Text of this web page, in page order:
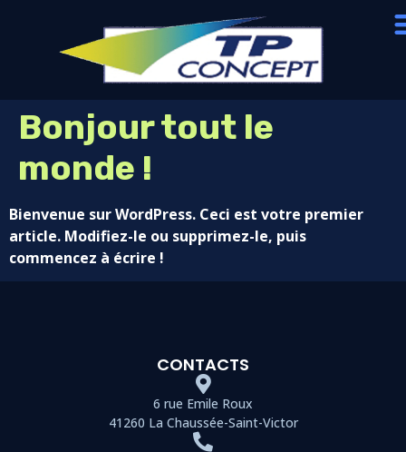
Bonjour tout le
monde !
Bienvenue sur WordPress. Ceci est votre premier
article. Modifiez-le ou supprimez-le, puis
commencez à écrire !
CONTACTS
6 rue Emile Roux
41260 La Chaussée-Saint-Victor